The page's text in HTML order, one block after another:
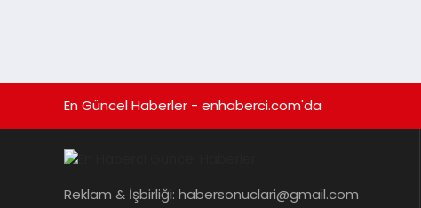
En Güncel Haberler - enhaberci.com'da
Reklam & İşbirliği: habersonuclari@gmail.com